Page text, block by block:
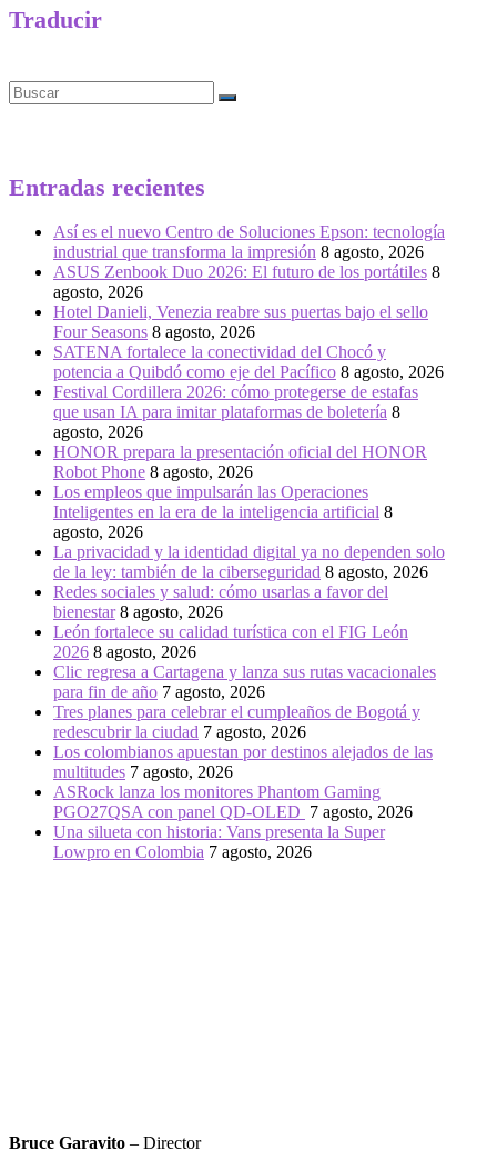
Traducir
Buscar
Entradas recientes
Así es el nuevo Centro de Soluciones Epson: tecnología
industrial que transforma la impresión 8 agosto, 2026
ASUS Zenbook Duo 2026: El futuro de los portátiles 8
agosto, 2026
Hotel Danieli, Venezia reabre sus puertas bajo el sello
Four Seasons 8 agosto, 2026
SATENA fortalece la conectividad del Chocó y
potencia a Quibdó como eje del Pacífico 8 agosto, 2026
Festival Cordillera 2026: cómo protegerse de estafas
que usan IA para imitar plataformas de boletería 8
agosto, 2026
HONOR prepara la presentación oficial del HONOR
Robot Phone 8 agosto, 2026
Los empleos que impulsarán las Operaciones
Inteligentes en la era de la inteligencia artificial 8
agosto, 2026
La privacidad y la identidad digital ya no dependen solo
de la ley: también de la ciberseguridad 8 agosto, 2026
Redes sociales y salud: cómo usarlas a favor del
bienestar 8 agosto, 2026
León fortalece su calidad turística con el FIG León
2026 8 agosto, 2026
Clic regresa a Cartagena y lanza sus rutas vacacionales
para fin de año 7 agosto, 2026
Tres planes para celebrar el cumpleaños de Bogotá y
redescubrir la ciudad 7 agosto, 2026
Los colombianos apuestan por destinos alejados de las
multitudes 7 agosto, 2026
ASRock lanza los monitores Phantom Gaming
PGO27QSA con panel QD-OLED 7 agosto, 2026
Una silueta con historia: Vans presenta la Super
Lowpro en Colombia 7 agosto, 2026
Bruce Garavito – Director